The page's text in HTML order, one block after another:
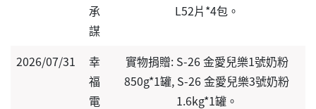
承
謀
L52片*4包。
2026/07/31
幸
福
電
實物捐贈: S-26 金愛兒樂1號奶粉
850g*1罐, S-26 金愛兒樂3號奶粉
1.6kg*1罐。